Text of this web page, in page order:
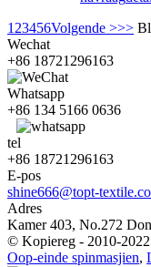
1 23456Volgende >>>
Wechat
+86 18721296163
Whatsapp
+86 134 5166 0636
tel
+86 18721296163
E-pos
shine666@topt-
Adres
Kamer 403, No.272
© Kopiereg - 2010-
Oop-einde spinmasjien,